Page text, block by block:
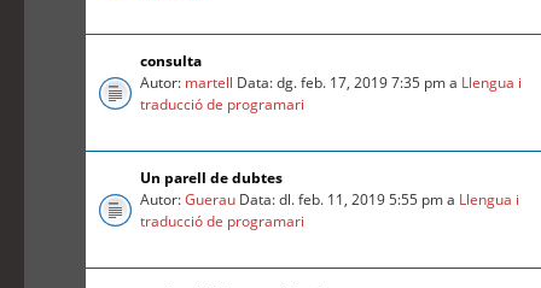
consulta
Autor: martell Data: dg. feb. 17, 2019 7:35 pm a Llengua i
traducció de programari
Un parell de dubtes
Autor:Guerau Data: dl. feb. 11, 2019 5:55 pm a Llengua i
traducció de programari